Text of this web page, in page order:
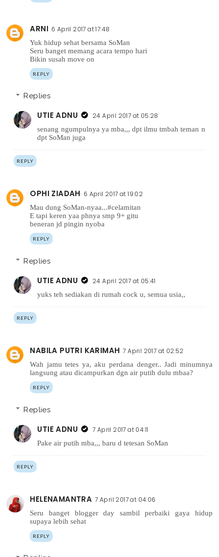
ARNI 6 April 2017 at 17:48
Yuk hidup sehat bersama SoMan
Seru banget memang acara tempo hari
Bikin susah move on
REPLY
Replies
UTIE ADNU 24 April 2017 at 05:28
senang ngumpulnya ya mba,,, dpt ilmu tmbah teman n
dpt SoMan juga
REPLY
OPHI ZIADAH 6 April 2017 at 19:02
Mau dung SoMan-nyaa...#celamitan
E tapi keren yaa phnya smp 9+ gitu
beneran jd pingin nyoba
REPLY
Replies
UTIE ADNU 24 April 2017 at 05:41
yuks teh sediakan di rumah cock u, semua usia,,
REPLY
NABILA PUTRI KARIMAH 7 April 2017 at 02:52
Wah jamu tetes ya, aku perdana denger.. Jadi minumnya
langsung atau dicampurkan dgn air putih dulu mbaa?
REPLY
Replies
UTIE ADNU 7 April 2017 at 04:11
Pake air putih mba,,, baru d tetesan SoMan
REPLY
HELENAMANTRA 7 April 2017 at 04:06
Seru banget blogger day sambil perbaiki gaya hidup
supaya lebih sehat
REPLY